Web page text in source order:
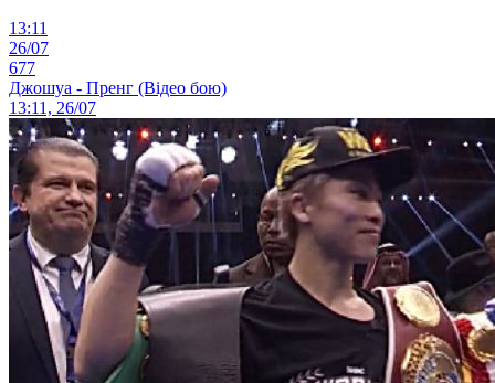
13:11
26/07
677
Джошуа - Пренг (Відео бою)
13:11, 26/07